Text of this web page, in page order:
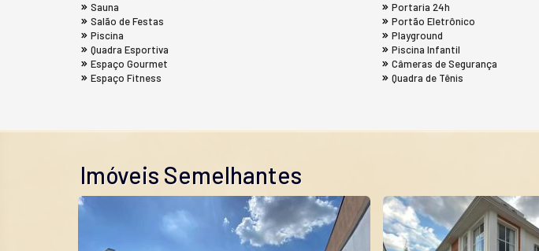
Sauna
Salão de Festas
Piscina
Quadra Esportiva
Espaço Gourmet
Espaço Fitness
Portaria 24h
Portão Eletrônico
Playground
Piscina Infantil
Câmeras de Segurança
Quadra de Tênis
Imóveis Semelhantes